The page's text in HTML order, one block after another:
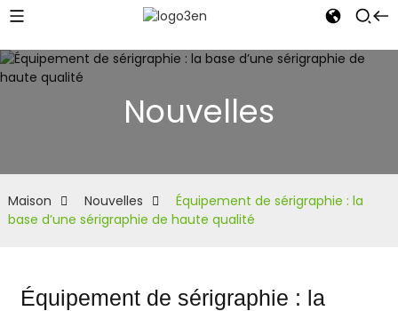
Nouvelles
Maison Nouvelles
Équipement de sérigraphie : la
base d’une sérigraphie de haute qualité
Équipement de sérigraphie : la